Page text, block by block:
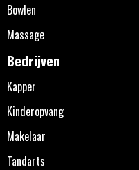
Bowlen
Massage
Bedrijven
Kapper
Kinderopvang
Makelaar
Tandarts